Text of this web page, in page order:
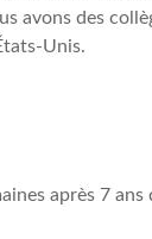
avons des
Unis.
après 7 ans